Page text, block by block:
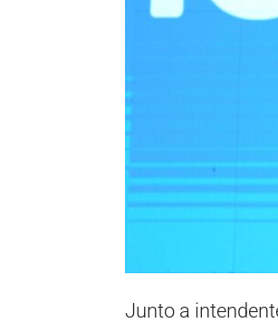
Junto a